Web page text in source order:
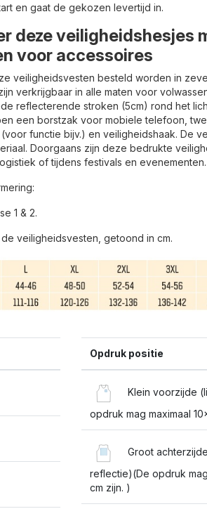
en gaat de gekozen levertijd in.
deze veiligheidshesjes
voor accessoires
veiligheidsvesten besteld worden in
verkrijgbaar in alle maten voor
reflecterende stroken (5cm) rond het
een borstzak voor mobiele telefoon,
functie bijv.) en veiligheidshaak. De
Doorgaans zijn deze bedrukte
of tijdens festivals en evenementen.
1 & 2.
veiligheidsvesten, getoond in cm.
Opdruk positie
Klein voorzijde
opdruk mag maximaal
Groot
reflectie)(De opdruk
cm zijn. )